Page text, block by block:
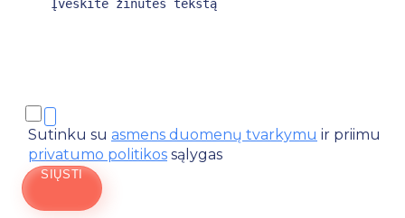
Sutinku su asmens duomenų tvarkymu ir priimu
privatumo politikos sąlygas
SIŲSTI